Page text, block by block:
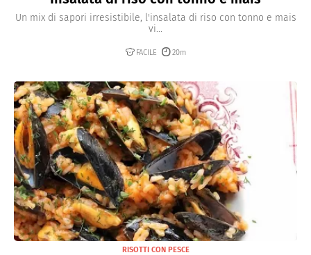
Un mix di sapori irresistibile, l'insalata di riso con tonno e mais
vi...
FACILE 20m
RISOTTI CON PESCE